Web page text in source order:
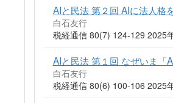
AIと民法 第２回 AIに法人格
白石友行
税経通信 80(7) 124-129 2025
AIと民法 第１回 なぜいま「
白石友行
税経通信 80(6) 100-106 2025